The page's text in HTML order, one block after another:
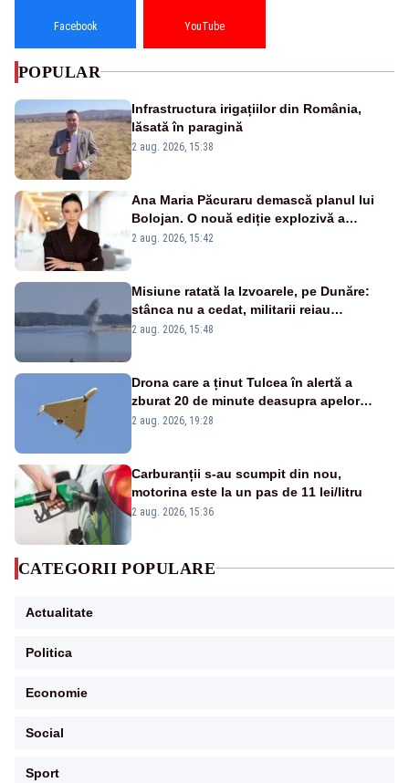
Facebook YouTube
POPULAR
Infrastructura irigațiilor din România,
lăsată în paragină
2 aug. 2026, 15:38
Ana Maria Păcuraru demască planul lui
Bolojan. O nouă ediție explozivă a
emisiunii „Miza Zilei” la Realitatea PLUS
2 aug. 2026, 15:42
Misiune ratată la Izvoarele, pe Dunăre:
stânca nu a cedat, militarii reiau
detonările luni – VIDEO
2 aug. 2026, 15:48
Drona care a ținut Tulcea în alertă a
zburat 20 de minute deasupra apelor
României. Au fost ridicate două F-16
2 aug. 2026, 19:28
Carburanții s-au scumpit din nou,
motorina este la un pas de 11 lei/litru
2 aug. 2026, 15:36
CATEGORII POPULARE
Actualitate
Politica
Economie
Social
Sport